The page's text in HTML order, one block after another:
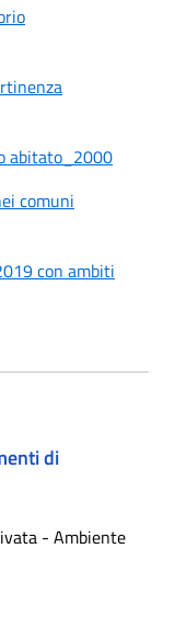
abitato_2000
comuni
con ambiti
di
- Ambiente